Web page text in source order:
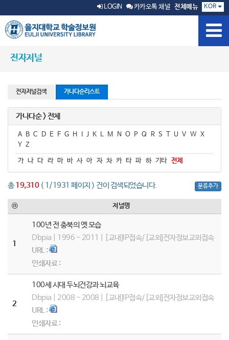
LOGIN 카카오톡 채널 전체메뉴 KOR
전자저널
전자저널검색 가나다순리스트
가나다순 > 전체
A B C D E F G H I J K L M N O P Q R S T U V W X
Y Z
가 나 다 라 마 바 사 아 자 차 카 타 파 하 기타 전체
총19,310( 1/1931 페이지 ) 건이 검색되었습니다. 분류추가
ⓝ 저널명
1
100년 전 충북의 옛 모습
Dbpia | 1996 - 2011 | [교내]IP접속/[교외]전자정보교외접속
URL :
인쇄자료 :
2
100세 시대 두뇌건강과 뇌교육
Dbpia | 2008 - 2008 | [교내]IP접속/[교외]전자정보교외접속
URL :
인쇄자료 :